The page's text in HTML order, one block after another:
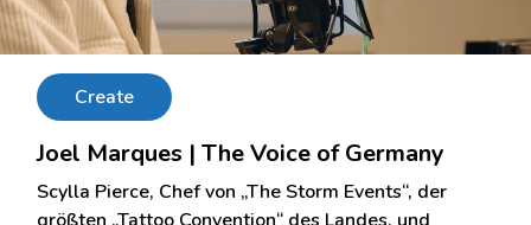
Create
Joel Marques | The Voice of Germany
Scylla Pierce, Chef von „The Storm Events“, der
größten „Tattoo Convention“ des Landes, und